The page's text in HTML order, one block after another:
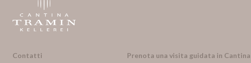
Contatti Prenota una visita guidata in